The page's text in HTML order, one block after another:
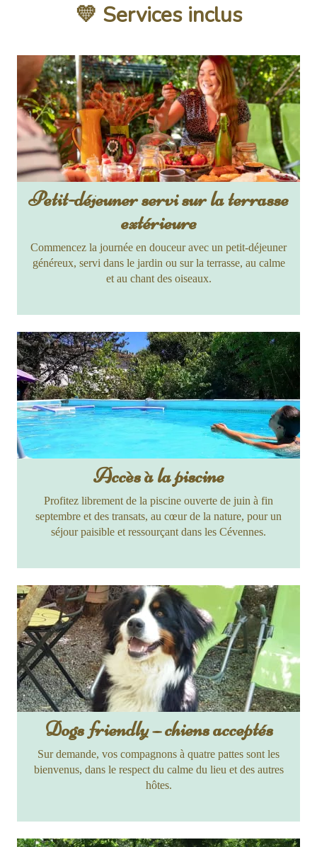
💛 Services inclus
Petit-déjeuner servi sur la terrasse
extérieure
Commencez la journée en douceur avec un petit-déjeuner
généreux, servi dans le jardin ou sur la terrasse, au calme
et au chant des oiseaux.
Accès à la piscine
Profitez librement de la piscine ouverte de juin à fin
septembre et des transats, au cœur de la nature, pour un
séjour paisible et ressourçant dans les Cévennes.
Dogs friendly – chiens acceptés
Sur demande, vos compagnons à quatre pattes sont les
bienvenus, dans le respect du calme du lieu et des autres
hôtes.